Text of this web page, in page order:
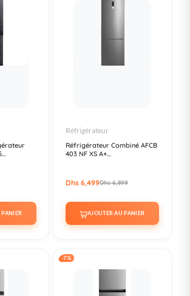
PANIER
Réfrigérateur
Réfrigérateur Combiné AFCB
403 NF XS A+...
Dhs 6,499Dhs 6,899
AJOUTER AU PANIER
-7%